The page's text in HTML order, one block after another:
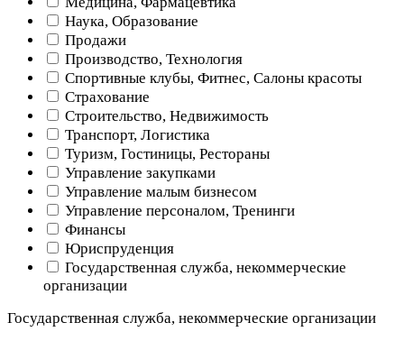
Наука, Образование
Продажи
Производство, Технология
Спортивные клубы, Фитнес, Салоны красоты
Страхование
Строительство, Недвижимость
Транспорт, Логистика
Туризм, Гостиницы, Рестораны
Управление закупками
Управление малым бизнесом
Управление персоналом, Тренинги
Финансы
Юриспруденция
Государственная служба, некоммерческие
организации
Государственная служба, некоммерческие организации